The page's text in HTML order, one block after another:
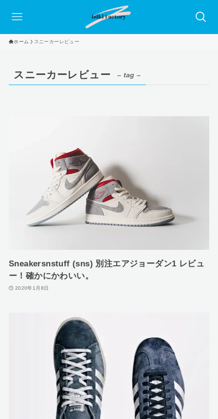
ホーム スニーカーレビュー
スニーカーレビュー – tag –
Sneakersnstuff (sns) 別注エアジョーダン1 レビュ
ー！確かにかわいい。
2020年1月8日